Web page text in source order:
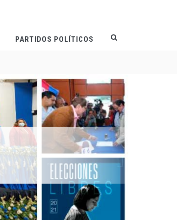
PARTIDOS POLÍTICOS